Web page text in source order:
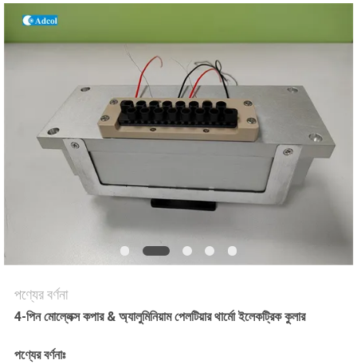
খবর
সাইট
POLICY
পণ্যের বর্ণনা
4-পিন মোল্লেক্স কপার & অ্যালুমিনিয়াম পেলটিয়ার থার্মো ইলেকট্রিক কুলার
পণ্যের বর্ণনাঃ